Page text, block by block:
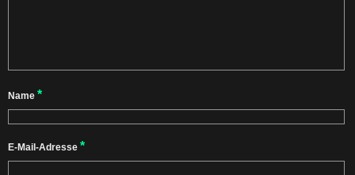
Name *
E-Mail-Adresse *